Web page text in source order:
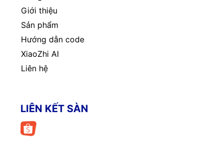
Giới thiệu
Sản phẩm
Hướng dẫn code
XiaoZhi AI
Liên hệ
LIÊN KẾT SÀN